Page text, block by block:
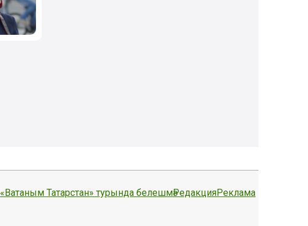
«Ватаным Татарстан» турында белешмәРедакцияРеклама